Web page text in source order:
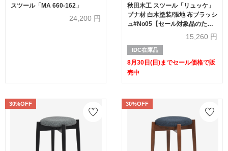
スツール「MA 660-162」
24,200 円
秋田木工 スツール「リュッケ」
ブナ材 白木塗装/張地 布ブラッシ
ュ#No05【セール対象品のため
15,260 円
IDC在庫品
8月30日(日)までセール価格で販
売中
30%OFF 30%OFF